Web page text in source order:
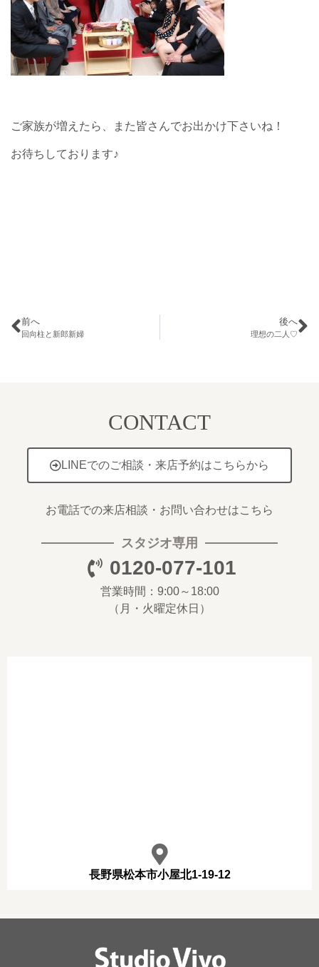
ご家族が増えたら、また皆さんでお出かけ下さいね！
お待ちしております♪
前へ
回向柱と新郎新婦
後へ
理想の二人♡
CONTACT
LINEでのご相談・来店予約はこちらから
お電話での来店相談・お問い合わせはこちら
スタジオ専用
0120-077-101
営業時間：9:00～18:00
（月・火曜定休日）
長野県松本市小屋北1-19-12